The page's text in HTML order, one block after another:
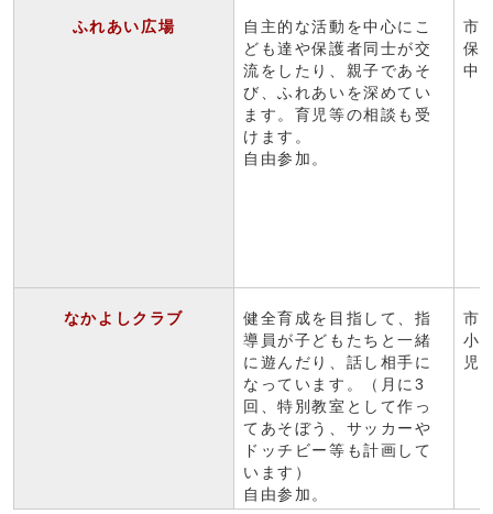
ふれあい広場
自主的な活動を中心にこ
ども達や保護者同士が交
流をしたり、親子であそ
び、ふれあいを深めてい
ます。育児等の相談も受
けます。
自由参加。
市
保
中
なかよしクラブ
健全育成を目指して、指
導員が子どもたちと一緒
に遊んだり、話し相手に
なっています。（月に3
回、特別教室として作っ
てあそぼう、サッカーや
ドッチビー等も計画して
います）
自由参加。
市
小
児